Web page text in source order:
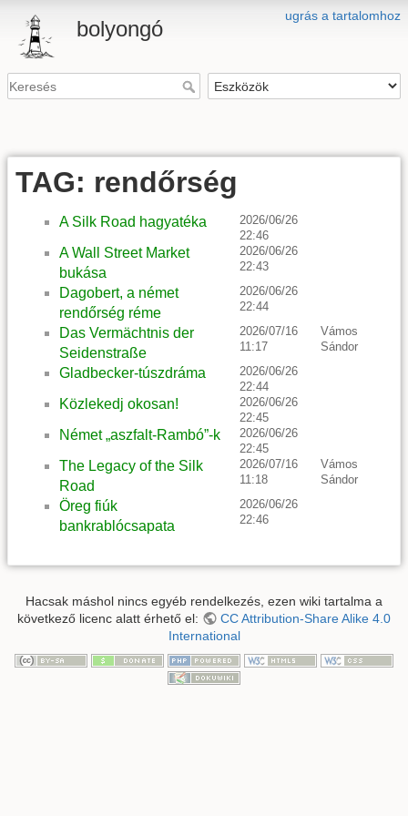
ugrás a tartalomhoz
bolyongó
TAG: rendőrség
A Silk Road hagyatéka
2026/06/26
22:46
A Wall Street Market
bukása
2026/06/26
22:43
Dagobert, a német
rendőrség réme
2026/06/26
22:44
Das Vermächtnis der
Seidenstraße
2026/07/16
11:17
Vámos
Sándor
Gladbecker-túszdráma
2026/06/26
22:44
Közlekedj okosan!
2026/06/26
22:45
Német „aszfalt-Rambó”-k
2026/06/26
22:45
The Legacy of the Silk
Road
2026/07/16
11:18
Vámos
Sándor
Öreg fiúk
bankrablócsapata
2026/06/26
22:46
Hacsak máshol nincs egyéb rendelkezés, ezen wiki tartalma a
következő licenc alatt érhető el:
CC Attribution-Share Alike 4.0
International